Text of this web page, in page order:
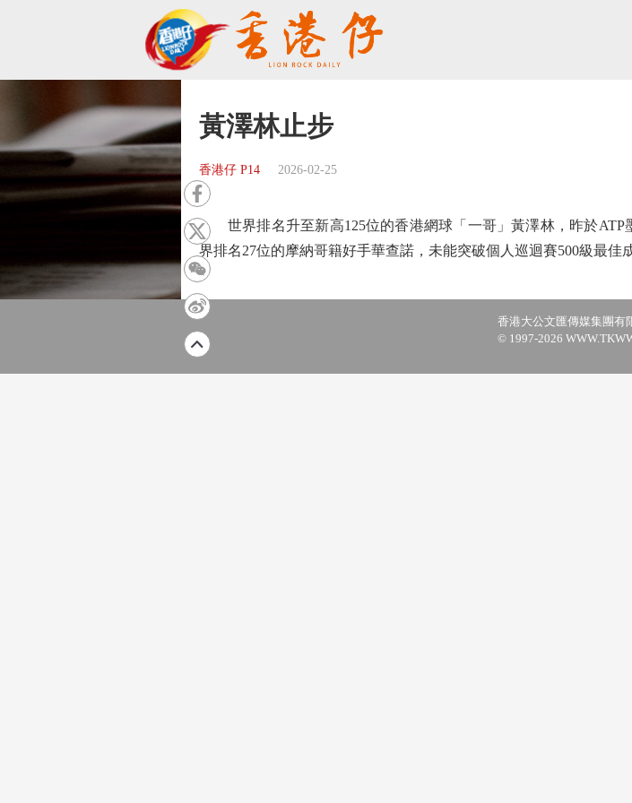
黃澤林止步
香港仔 P14 2026-02-25
世界排名升至新高125位的香港網球「一哥」黃澤林，昨於ATP
界排名27位的摩納哥籍好手華查諾，未能突破個人巡迴賽500級最佳
香港大公文匯傳媒集團有
© 1997-2026